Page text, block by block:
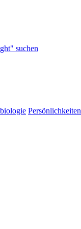
suchen
Persönlichkeiten